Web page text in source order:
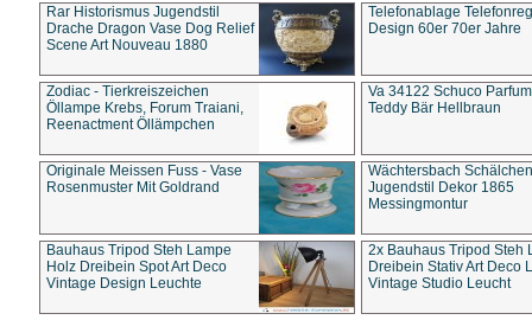
Rar Historismus Jugendstil
Drache Dragon Vase Dog Relief
Scene Art Nouveau 1880
Telefonablage
Design 60er 70er Jahre
Zodiac - Tierkreiszeichen
Öllampe Krebs, Forum Traiani,
Reenactment Öllämpchen
Va 34122 Schuco
Teddy Bär Hellbraun
Originale Meissen Fuss - Vase
Rosenmuster Mit Goldrand
Wächtersbach Schälchen
Jugendstil Dekor 1865
Messingmontur
Bauhaus Tripod Steh Lampe
Holz Dreibein Spot Art Deco
Vintage Design Leuchte
2x Bauhaus Tripod Steh
Dreibein Stativ Art Deco
Vintage Studio Leucht